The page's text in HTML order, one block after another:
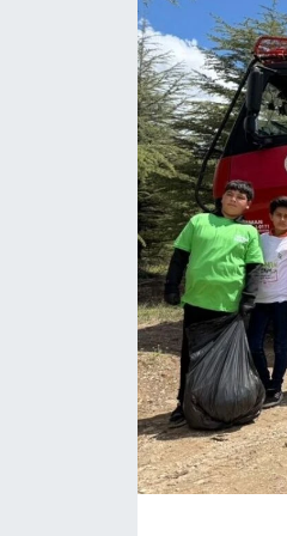
Daday Haberleri
Devrekani Haberleri
Doğanyurt Haberleri
Hanönü Haberleri
İhsangazi Haberleri
İnebolu Haberleri
Küre Haberleri
Merkez Haberleri